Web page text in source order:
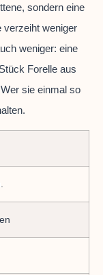
sondern eine
verzeiht weniger
weniger: eine
Forelle aus
sie einmal so